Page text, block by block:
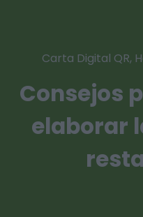
Carta Digital QR,
Consejos
elaborar